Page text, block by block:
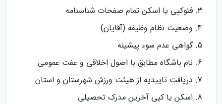
فتوکپی یا اسکن تمام صفحات شناسنامه
وضعیت نظام وظیفه (آقایان)
گواهی عدم سوء پیشینه
نام باشگاه مطابق با اصول اخلاقی و عفت عمومی
دریافت تاییدیه از هیئت ورزش شهرستان و استان
اسکن یا کپی آخرین مدرک تحصیلی